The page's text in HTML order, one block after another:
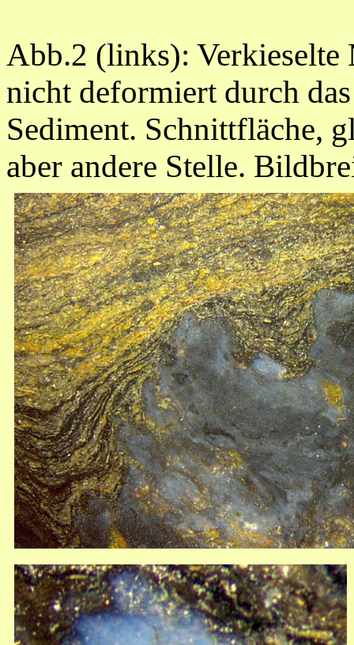
Abb.2 (links):
nicht deformiert durch
Sediment. Schnittfläche,
aber andere Stelle.